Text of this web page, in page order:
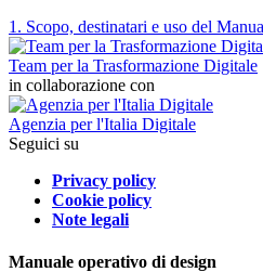
1. Scopo, destinatari e uso del
Team per la Trasformazione Digitale
in collaborazione con
Agenzia per l'Italia Digitale
Seguici su
Privacy policy
Cookie policy
Note legali
Manuale operativo di design